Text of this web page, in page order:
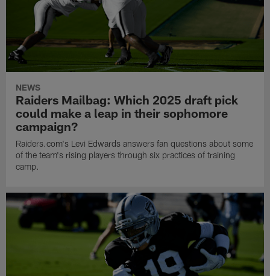
NEWS
Raiders Mailbag: Which 2025 draft pick
could make a leap in their sophomore
campaign?
Raiders.com's Levi Edwards answers fan questions about some
of the team's rising players through six practices of training
camp.